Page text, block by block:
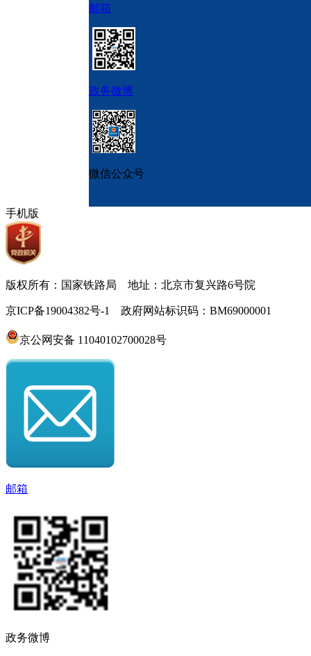
邮箱
政务微博
微信公众号
手机版
版权所有：国家铁路局 地址：北京市复兴路6号院
京ICP备19004382号-1 政府网站标识码：BM69000001
京公网安备 11040102700028号
邮箱
政务微博